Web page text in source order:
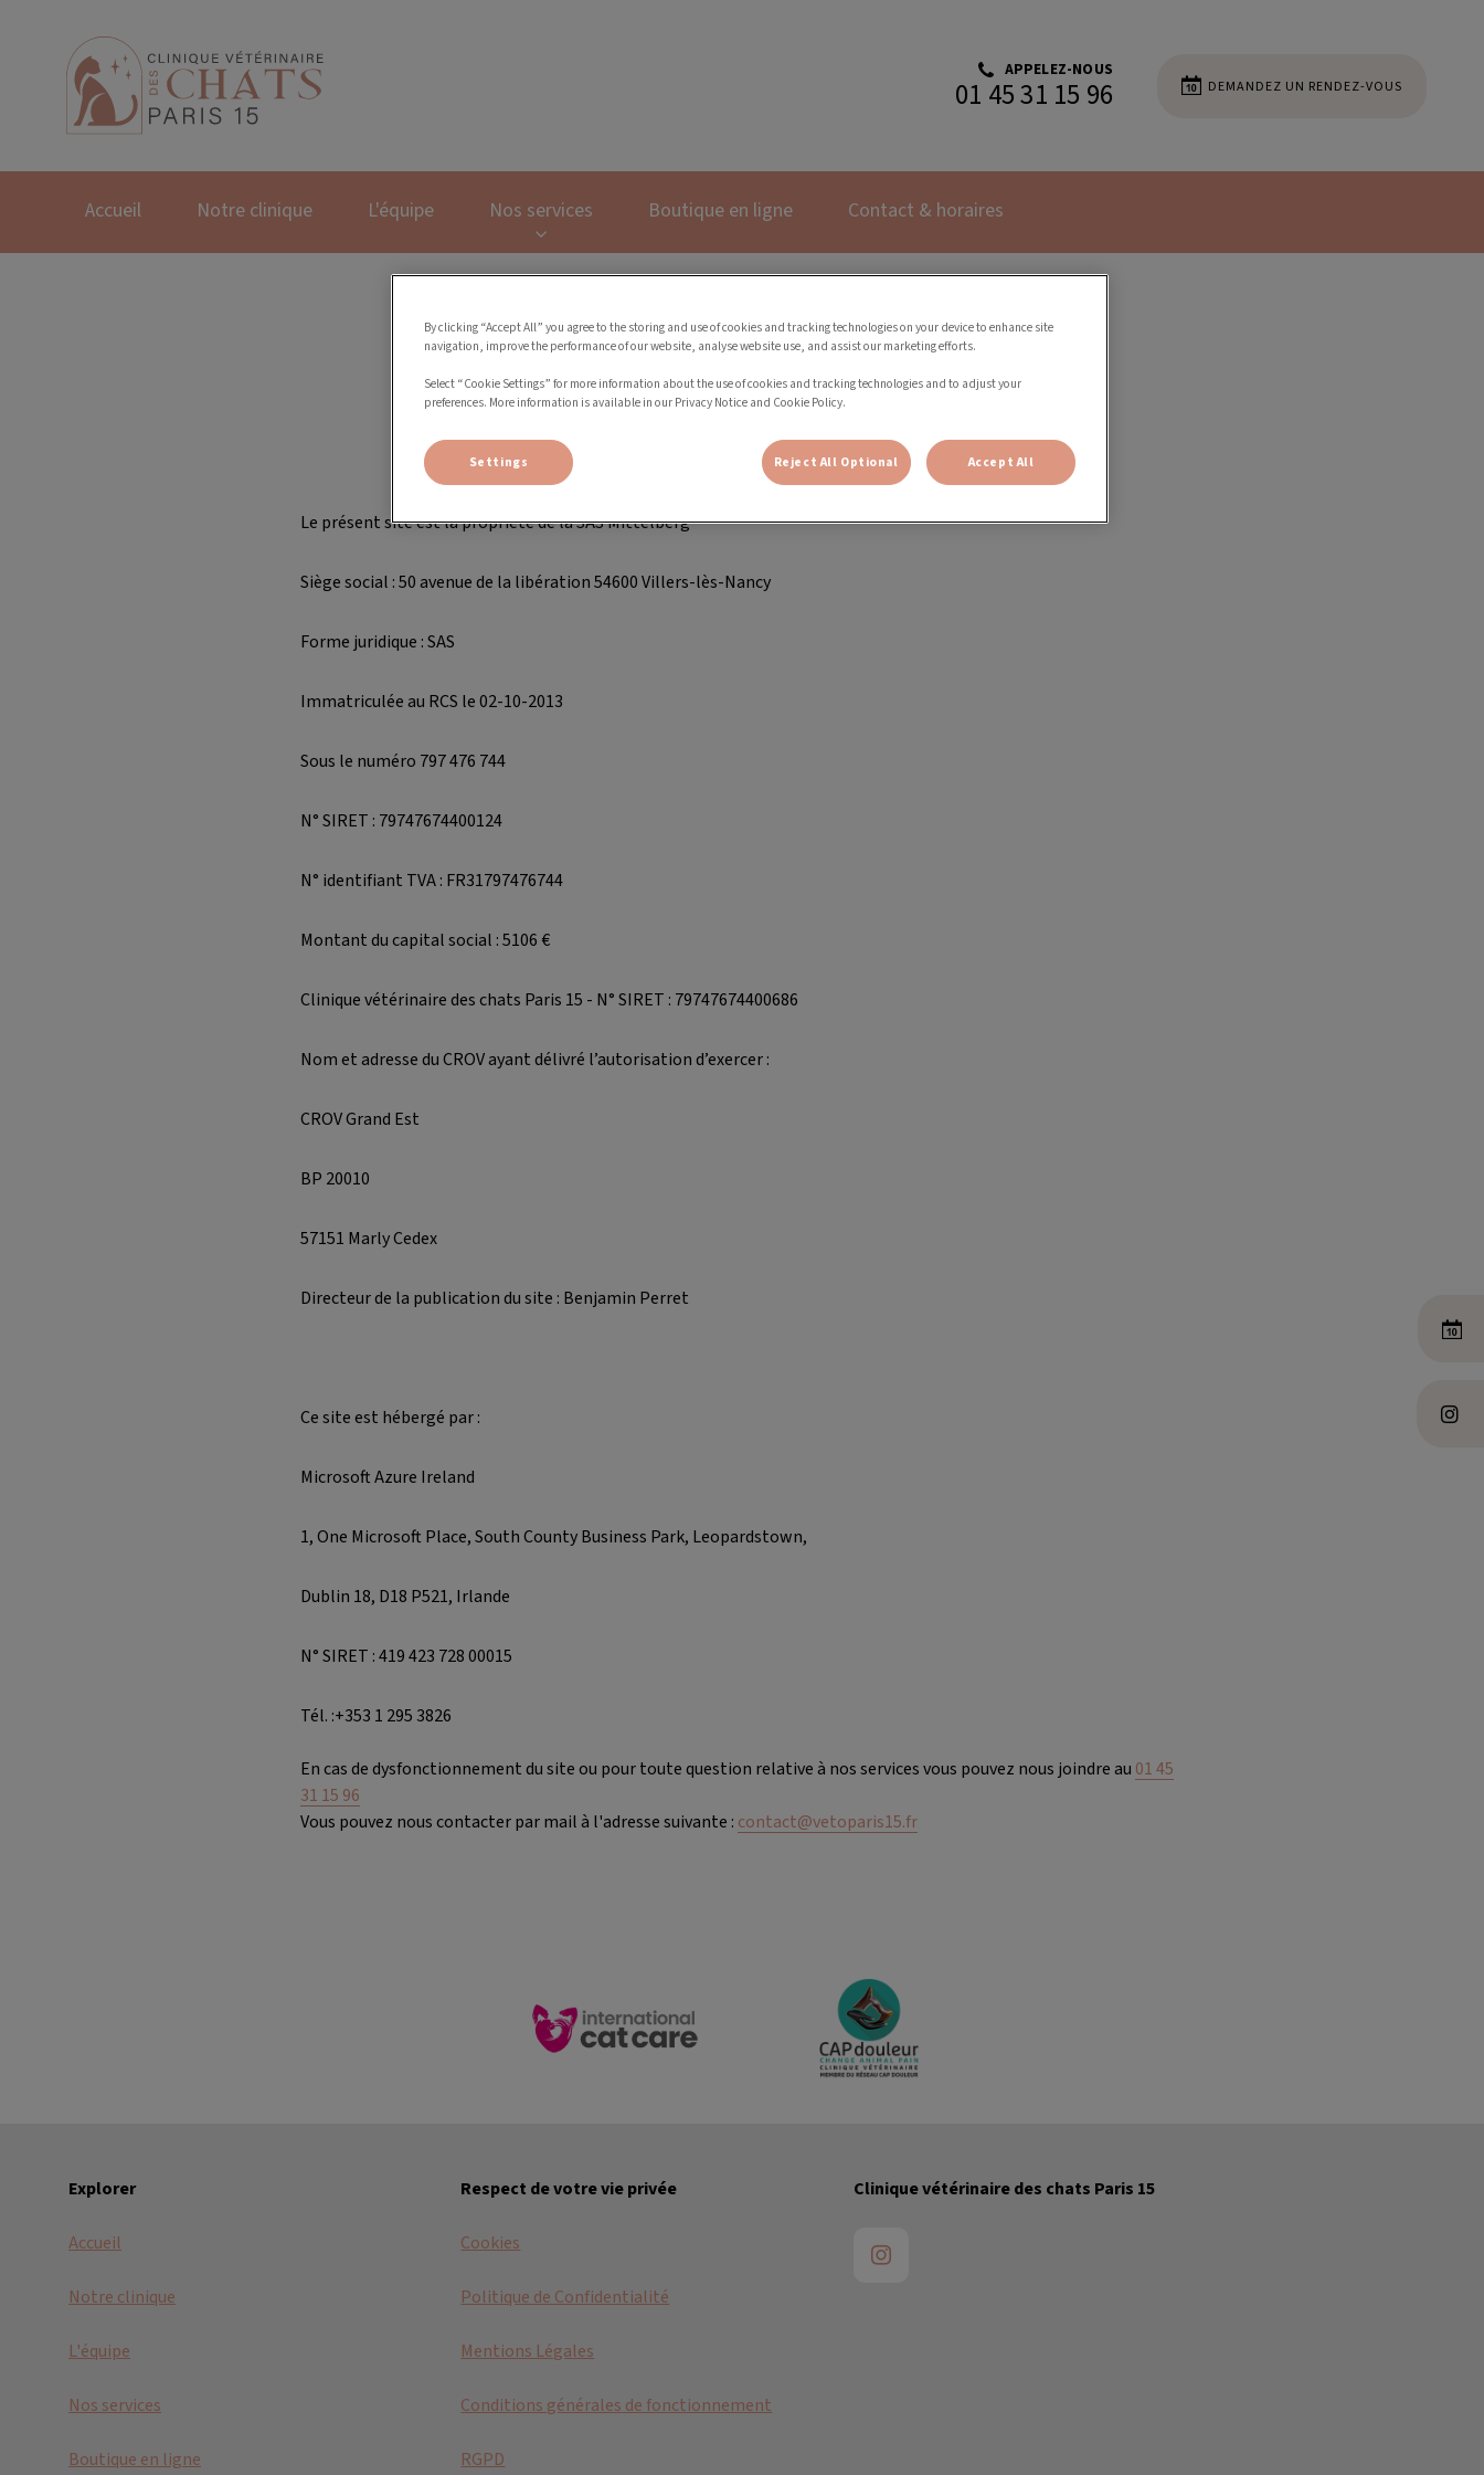
APPELEZ-NOUS
01 45 31 15 96 DEMANDEZ UN RENDEZ-VOUS
Accueil Notre clinique L'équipe Nos services Boutique en ligne Contact & horaires
Mentions Légales
Le présent site est la propriété de la SAS Mittelberg
Siège social : 50 avenue de la libération 54600 Villers-lès-Nancy
Forme juridique : SAS
Immatriculée au RCS le 02-10-2013
Sous le numéro 797 476 744
N° SIRET : 79747674400124
N° identifiant TVA : FR31797476744
Montant du capital social : 5106 €
Clinique vétérinaire des chats Paris 15 - N° SIRET : 79747674400686
Nom et adresse du CROV ayant délivré l’autorisation d’exercer :
CROV Grand Est
BP 20010
57151 Marly Cedex
Directeur de la publication du site : Benjamin Perret
Ce site est hébergé par :
Microsoft Azure Ireland
1, One Microsoft Place, South County Business Park, Leopardstown,
Dublin 18, D18 P521, Irlande
N° SIRET : 419 423 728 00015
Tél. :+353 1 295 3826
En cas de dysfonctionnement du site ou pour toute question relative à nos services vous pouvez nous joindre au 01 45
31 15 96
Vous pouvez nous contacter par mail à l'adresse suivante : contact@vetoparis15.fr
Explorer
Accueil
Notre clinique
L'équipe
Nos services
Boutique en ligne
Respect de votre vie privée
Cookies
Politique de Confidentialité
Mentions Légales
Conditions générales de fonctionnement
RGPD
Clinique vétérinaire des chats Paris 15
By clicking “Accept All” you agree to the storing and use of cookies and tracking technologies on your device to enhance site
navigation, improve the performance of our website, analyse website use, and assist our marketing efforts.
Select “Cookie Settings” for more information about the use of cookies and tracking technologies and to adjust your
preferences. More information is available in our Privacy Notice and Cookie Policy.
Settings Reject All Optional Accept All